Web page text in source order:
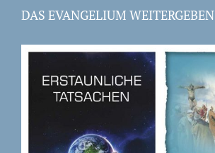
DAS EVANGELIUM WEITERGEBEN